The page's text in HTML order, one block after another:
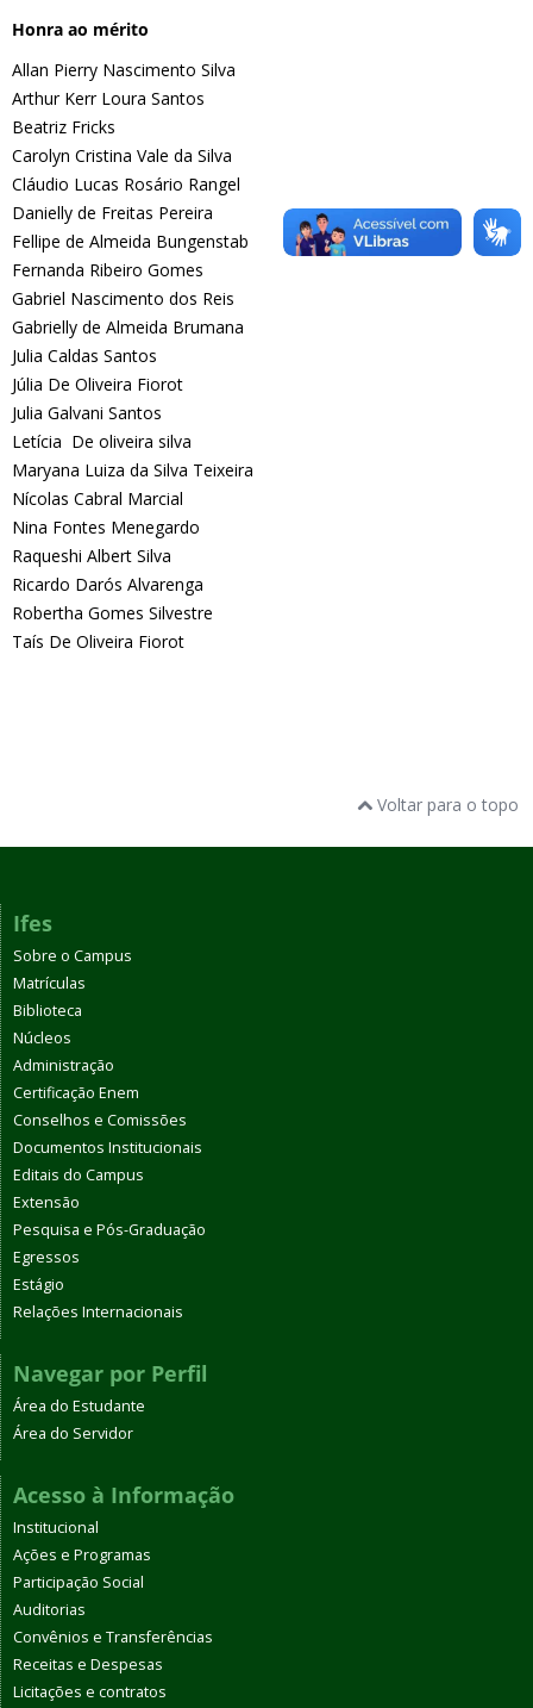
Honra ao mérito
Allan Pierry Nascimento Silva
Arthur Kerr Loura Santos
Beatriz Fricks
Carolyn Cristina Vale da Silva
Cláudio Lucas Rosário Rangel
Danielly de Freitas Pereira
Fellipe de Almeida Bungenstab
Fernanda Ribeiro Gomes
Gabriel Nascimento dos Reis
Gabrielly de Almeida Brumana
Julia Caldas Santos
Júlia De Oliveira Fiorot
Julia Galvani Santos
Letícia De oliveira silva
Maryana Luiza da Silva Teixeira
Nícolas Cabral Marcial
Nina Fontes Menegardo
Raqueshi Albert Silva
Ricardo Darós Alvarenga
Robertha Gomes Silvestre
Taís De Oliveira Fiorot
Voltar para o topo
Ifes
Sobre o Campus
Matrículas
Biblioteca
Núcleos
Administração
Certificação Enem
Conselhos e Comissões
Documentos Institucionais
Editais do Campus
Extensão
Pesquisa e Pós-Graduação
Egressos
Estágio
Relações Internacionais
Navegar por Perfil
Área do Estudante
Área do Servidor
Acesso à Informação
Institucional
Ações e Programas
Participação Social
Auditorias
Convênios e Transferências
Receitas e Despesas
Licitações e contratos